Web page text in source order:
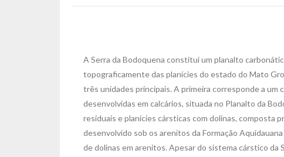
A Serra da Bodoquena constitui um planalto
topograficamente das planícies do estado do Mato
três unidades principais. A primeira corresponde a
desenvolvidas em calcários, situada no Planalto da
residuais e planícies cársticas com dolinas, composta
desenvolvido sob os arenitos da Formação
de dolinas em arenitos. Apesar do sistema cárstico